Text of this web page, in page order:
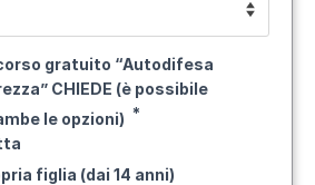
gratuito “Autodifesa
CHIEDE (è possibile
le opzioni)
figlia (dai 14 anni)